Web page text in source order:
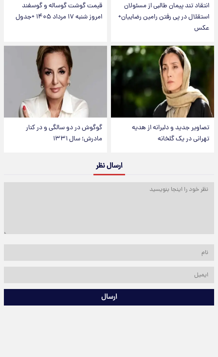
انتقاد تند پیمان طالبی از مسئولان
استقلال در پی رفتن رامین رضاییان+
عکس
قیمت گوشت گوساله و گوسفند
امروز شنبه ۱۷ مرداد ۱۴۰۵ +جدول
تصاویر جدید و دلبرانه از هدیه
تهرانی در یک گلخانه
گوگوش در دو سالگی و در کنار
مادرش؛ سال ۱۳۳۱
ارسال نظر
ارسال